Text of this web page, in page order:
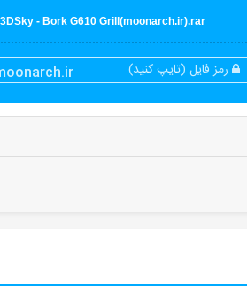
- Bork G610 Grill(moonarch.ir).rar
رمز فایل (تایپ کنید)